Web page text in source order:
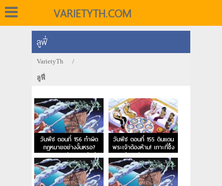
VARIETYTH.COM
ลูฟี่
VarietyTh /
ลูฟี่
วันพีช ตอนที่ 156 ทำผิด
กฎหมายอย่างงั้นหรอ?
กฎหมายแห่งสกายเปียร์
วันพีช ตอนที่ 155 ดินแดน
พระเจ้าต้องห้าม! เกาะที่ซึ้ง
พระเจ้าอาศัย และ การลง
ทัณต์จากสวรรค์